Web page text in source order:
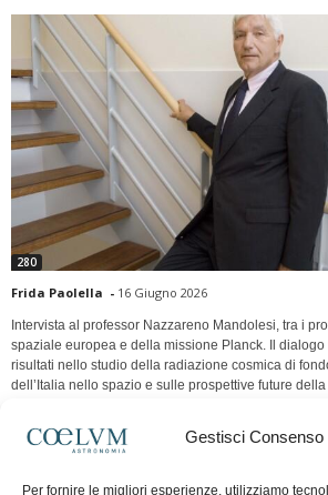
Gestisci Consenso
Per fornire le migliori esperienze, utilizziamo
280
Frida Paolella - 16 Giugno 2026
Intervista al professor Nazzareno Mandolesi, tra i
spaziale europea e della missione Planck. Il
risultati nello studio della radiazione cosmica di
dell’Italia nello spazio e sulle prospettive future
Continua a leggere